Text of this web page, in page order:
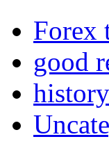
Forex
good
history